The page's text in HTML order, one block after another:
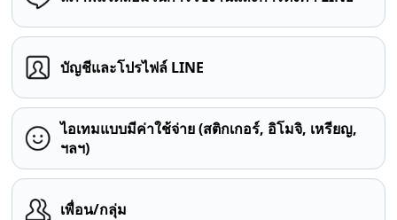
บัญชีและโปรไฟล์ LINE
ไอเทมแบบมีค่าใช้จ่าย (สติกเกอร์, อิโมจิ, เหรียญ,
ฯลฯ)
เพื่อน/กลุ่ม